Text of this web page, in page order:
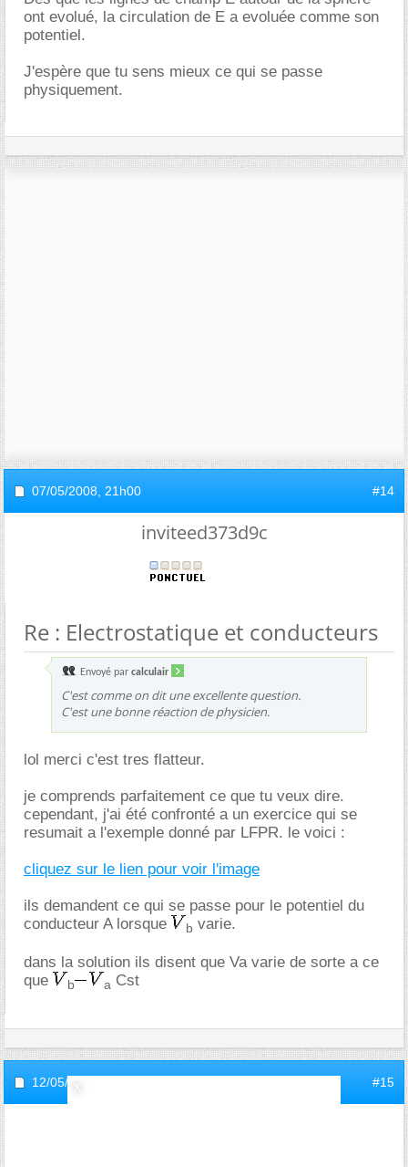
ont evolué, la circulation de E a evoluée comme son
potentiel.
J'espère que tu sens mieux ce qui se passe
physiquement.
07/05/2008, 21h00 #14
inviteed373d9c
Re : Electrostatique et conducteurs
Envoyé par calculair
C'est comme on dit une excellente question.
C'est une bonne réaction de physicien.
lol merci c'est tres flatteur.
je comprends parfaitement ce que tu veux dire.
cependant, j'ai été confronté a un exercice qui se
resumait a l'exemple donné par LFPR. le voici :
cliquez sur le lien pour voir l'image
ils demandent ce qui se passe pour le potentiel du
conducteur A lorsque
b varie.
dans la solution ils disent que Va varie de sorte a ce
que
b a Cst
12/05/2008, #15